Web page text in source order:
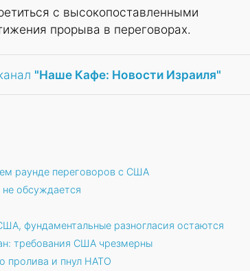
с высокопоставленными
прорыва в переговорах.
"Наше Кафе: Новости Израиля"
раунде переговоров с США
обсуждается
фундаментальные разногласия остаются
требования США чрезмерны
пролива и пнул НАТО